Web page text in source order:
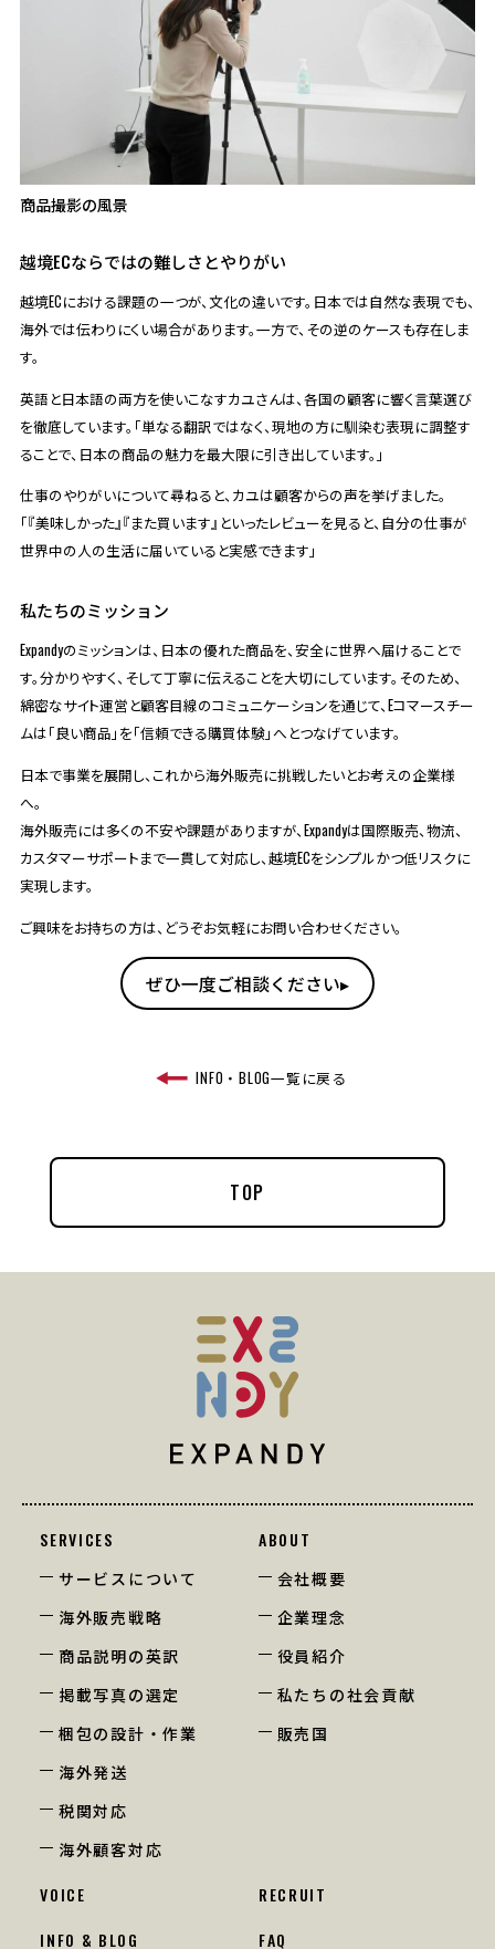
商品撮影の風景
越境ECならではの難しさとやりがい
越境ECにおける課題の一つが、文化の違いです。日本では自然な表現でも、
海外では伝わりにくい場合があります。一方で、その逆のケースも存在しま
す。
英語と日本語の両方を使いこなすカユさんは、各国の顧客に響く言葉選び
を徹底しています。「単なる翻訳ではなく、現地の方に馴染む表現に調整す
ることで、日本の商品の魅力を最大限に引き出しています。」
仕事のやりがいについて尋ねると、カユは顧客からの声を挙げました。
「『美味しかった』『また買います』といったレビューを見ると、自分の仕事が
世界中の人の生活に届いていると実感できます」
私たちのミッション
Expandyのミッションは、日本の優れた商品を、安全に世界へ届けることで
す。分かりやすく、そして丁寧に伝えることを大切にしています。そのため、
綿密なサイト運営と顧客目線のコミュニケーションを通じて、Eコマースチー
ムは「良い商品」を「信頼できる購買体験」へとつなげています。
日本で事業を展開し、これから海外販売に挑戦したいとお考えの企業様
へ。
海外販売には多くの不安や課題がありますが、Expandyは国際販売、物流、
カスタマーサポートまで一貫して対応し、越境ECをシンプルかつ低リスクに
実現します。
ご興味をお持ちの方は、どうぞお気軽にお問い合わせください。
ぜひ一度ご相談ください▸
INFO・BLOG一覧に戻る
TOP
SERVICES
サービスについて
海外販売戦略
商品説明の英訳
掲載写真の選定
梱包の設計・作業
海外発送
税関対応
海外顧客対応
ABOUT
会社概要
企業理念
役員紹介
私たちの社会貢献
販売国
VOICE
RECRUIT
INFO & BLOG
FAQ